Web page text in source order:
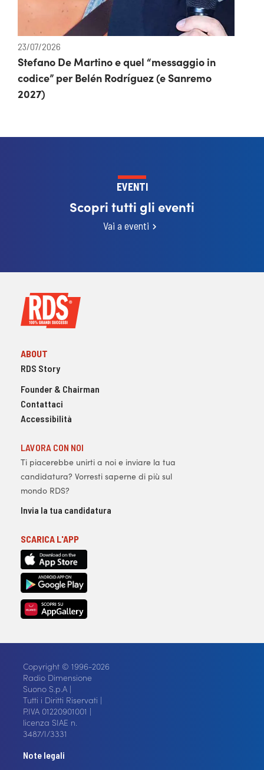
23/07/2026
Stefano De Martino e quel “messaggio in
codice” per Belén Rodríguez (e Sanremo
2027)
EVENTI
Scopri tutti gli eventi
Vai a eventi
ABOUT
RDS Story
Founder & Chairman
Contattaci
Accessibilità
LAVORA CON NOI
Ti piacerebbe unirti a noi e inviare la tua
candidatura? Vorresti saperne di più sul
mondo RDS?
Invia la tua candidatura
SCARICA L'APP
Copyright © 1996-2026
Radio Dimensione
Suono S.p.A |
Tutti i Diritti Riservati |
P.IVA 01220901001 |
licenza SIAE n.
3487/I/3331
Note legali